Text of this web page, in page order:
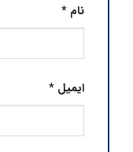
نام*
ایمیل*